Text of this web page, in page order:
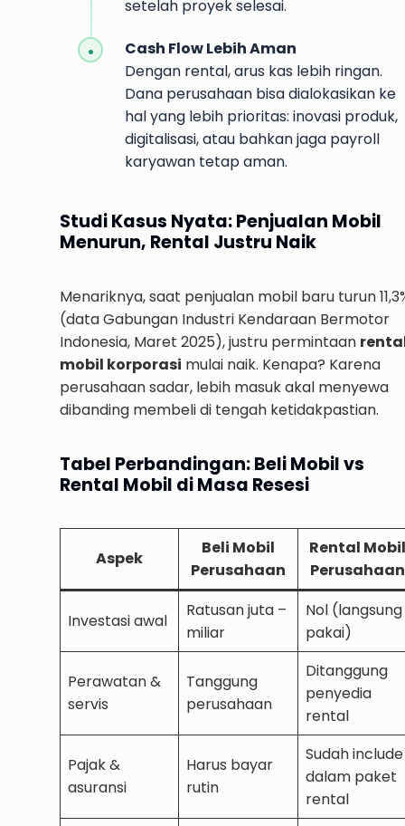
setelah proyek selesai.
Cash Flow Lebih Aman
Dengan rental, arus kas lebih ringan.
Dana perusahaan bisa dialokasikan ke
hal yang lebih prioritas: inovasi produk,
digitalisasi, atau bahkan jaga payroll
karyawan tetap aman.
Studi Kasus Nyata: Penjualan Mobil
Menurun, Rental Justru Naik
Menariknya, saat penjualan mobil baru turun
(data Gabungan Industri Kendaraan Bermotor
Indonesia, Maret 2025), justru permintaan
mobil korporasi mulai naik. Kenapa? Karena
perusahaan sadar, lebih masuk akal menyewa
dibanding membeli di tengah ketidakpastian.
Tabel Perbandingan: Beli Mobil vs
Rental Mobil di Masa Resesi
Aspek
Beli Mobil
Perusahaan
Rental Mobil
Perusahaan
Investasi awal
Ratusan juta –
miliar
Nol (langsung
pakai)
Perawatan &
servis
Tanggung
perusahaan
Ditanggung
penyedia
rental
Pajak &
asuransi
Harus bayar
rutin
Sudah include
dalam paket
rental